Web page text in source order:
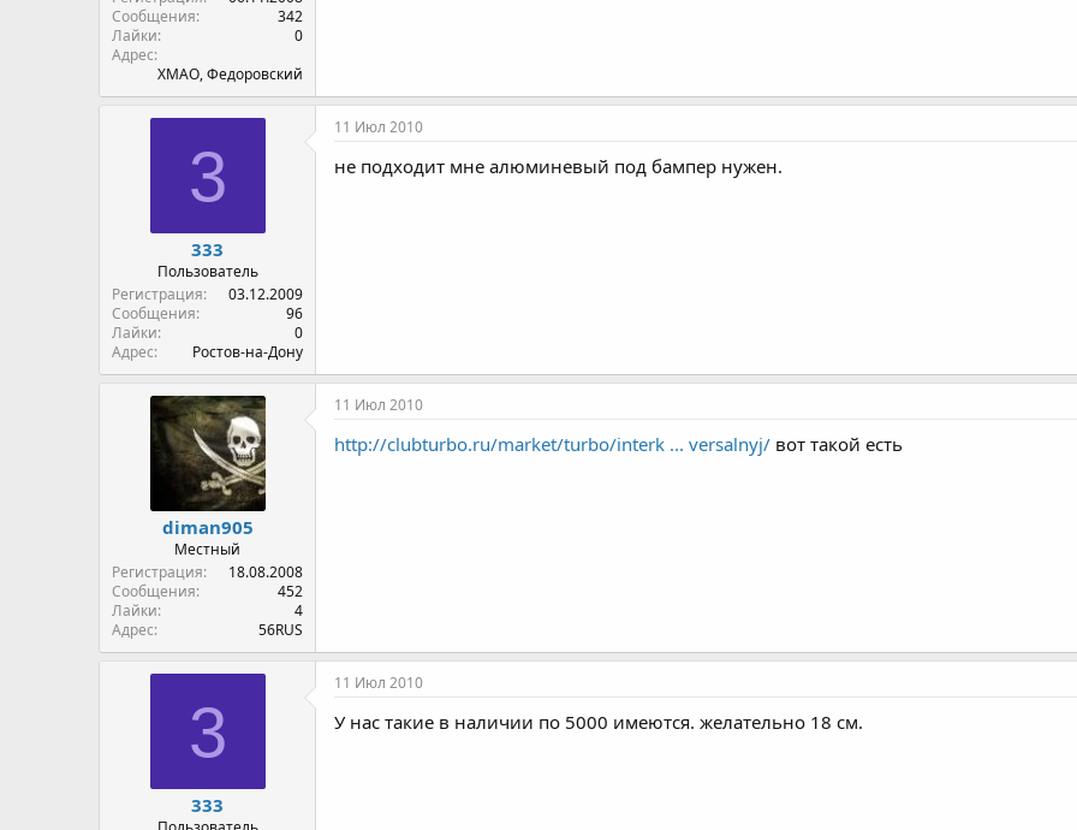
Сообщения
342
Лайки
0
Адрес
ХМАО, Федоровский
3
333
Пользователь
Регистрация
03.12.2009
Сообщения
96
Лайки
0
Адрес
Ростов-на-Дону
11 Июл 2010
не подходит мне алюминевый под бампер нужен.
diman905
Местный
Регистрация
18.08.2008
Сообщения
452
Лайки
4
Адрес
56RUS
11 Июл 2010
http://clubturbo.ru/market/turbo/interk ... versalnyj/ вот такой есть
3
333
11 Июл 2010
У нас такие в наличии по 5000 имеются. желательно 18 см.